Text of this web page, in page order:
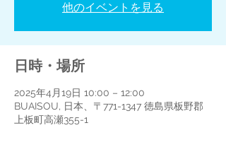
他のイベントを見る
日時・場所
2025年4月19日 10:00 – 12:00
BUAISOU, 日本、〒771-1347 徳島県板野郡
上板町高瀬355-1